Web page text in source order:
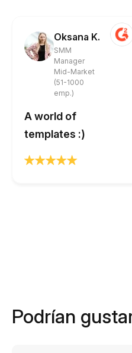
Oksana K.
SMM
Manager
Mid-Market
(51-1000
emp.)
A world of
templates :)
Podrían